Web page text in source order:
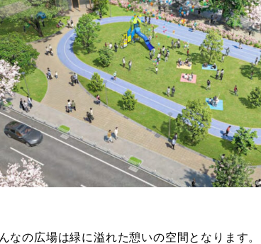
なの広場は緑に溢れた憩いの空間となります。